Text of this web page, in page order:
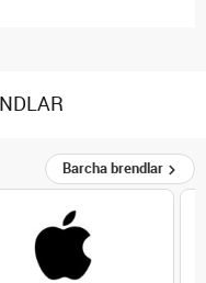
Barcha brendlar